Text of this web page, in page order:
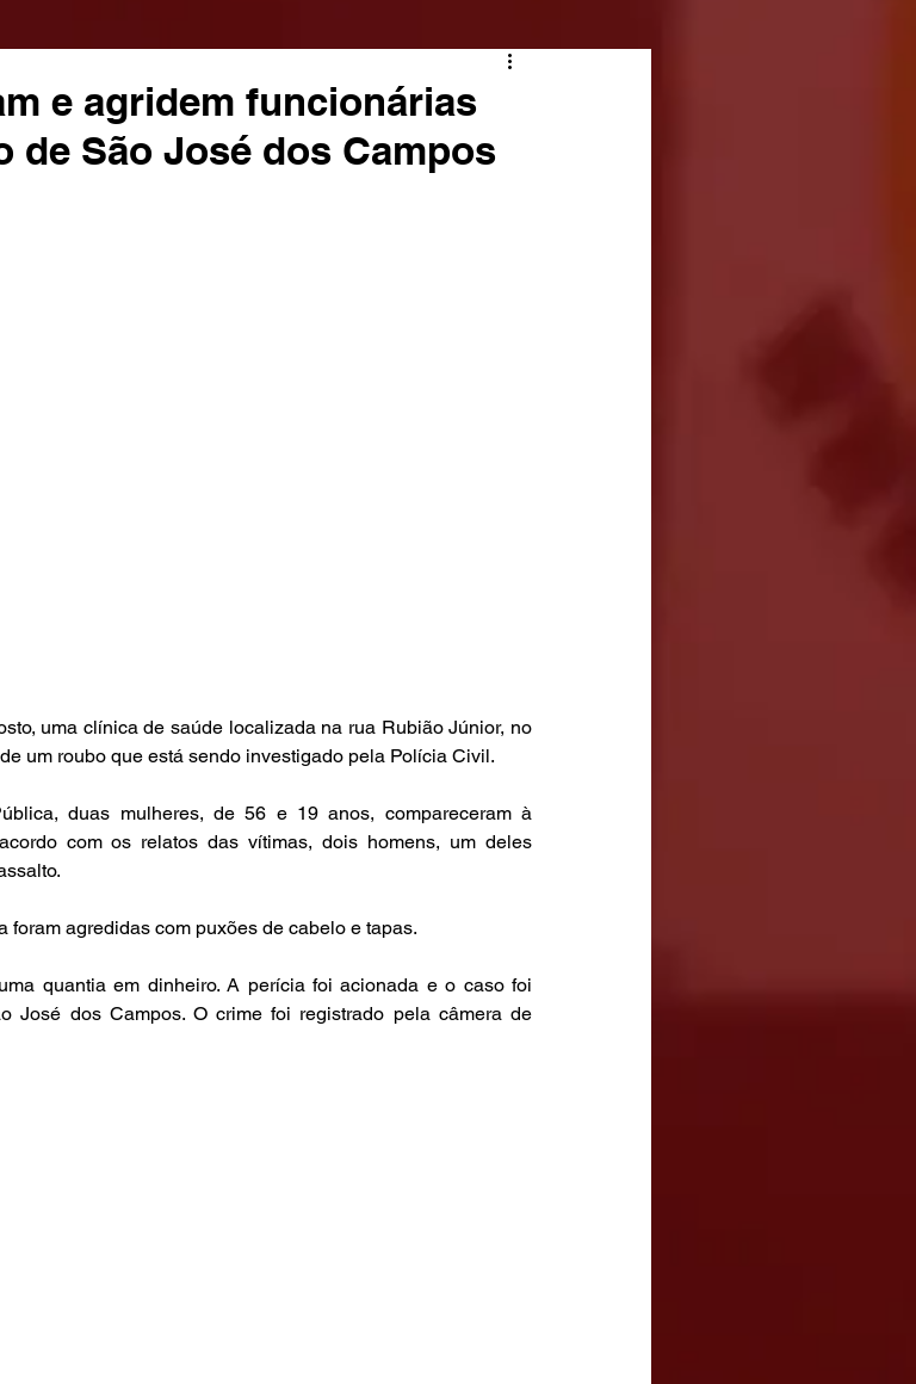
e agridem funcionárias
de São José dos Campos
uma clínica de saúde localizada na rua Rubião Júnior, no
um roubo que está sendo investigado pela Polícia Civil.
duas mulheres, de 56 e 19 anos, compareceram à
com os relatos das vítimas, dois homens, um deles
agredidas com puxões de cabelo e tapas.
quantia em dinheiro. A perícia foi acionada e o caso foi
José dos Campos. O crime foi registrado pela câmera de